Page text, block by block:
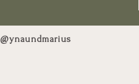
@ynaundmarius